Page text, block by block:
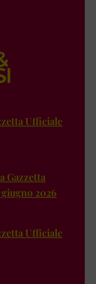
Ufficiale
Gazzetta
2026
Ufficiale